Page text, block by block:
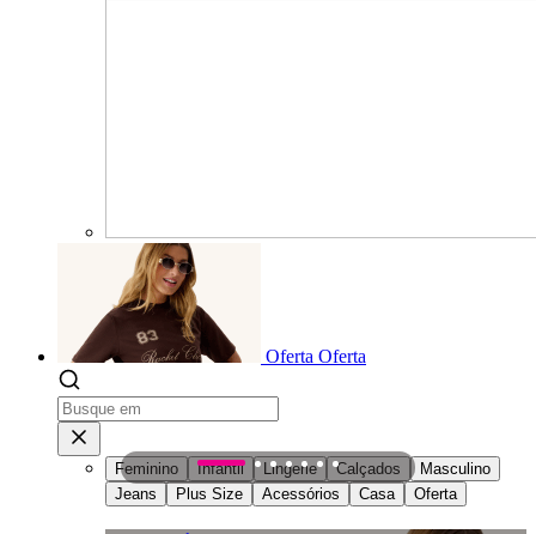
Oferta Oferta
Feminino Infantil Lingerie Calçados
Masculino
Jeans
Plus Size Acessórios Casa Oferta
1 2 3 4 5 6 7